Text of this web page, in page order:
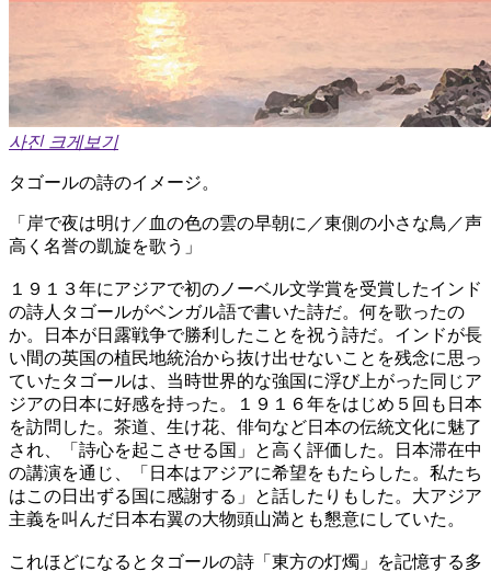
사진 크게보기
タゴールの詩のイメージ。
「岸で夜は明け／血の色の雲の早朝に／東側の小さな鳥／声
高く名誉の凱旋を歌う」
１９１３年にアジアで初のノーベル文学賞を受賞したインド
の詩人タゴールがベンガル語で書いた詩だ。何を歌ったの
か。日本が日露戦争で勝利したことを祝う詩だ。インドが長
い間の英国の植民地統治から抜け出せないことを残念に思っ
ていたタゴールは、当時世界的な強国に浮び上がった同じア
ジアの日本に好感を持った。１９１６年をはじめ５回も日本
を訪問した。茶道、生け花、俳句など日本の伝統文化に魅了
され、「詩心を起こさせる国」と高く評価した。日本滞在中
の講演を通じ、「日本はアジアに希望をもたらした。私たち
はこの日出ずる国に感謝する」と話したりもした。大アジア
主義を叫んだ日本右翼の大物頭山満とも懇意にしていた。
これほどになるとタゴールの詩「東方の灯燭」を記憶する多